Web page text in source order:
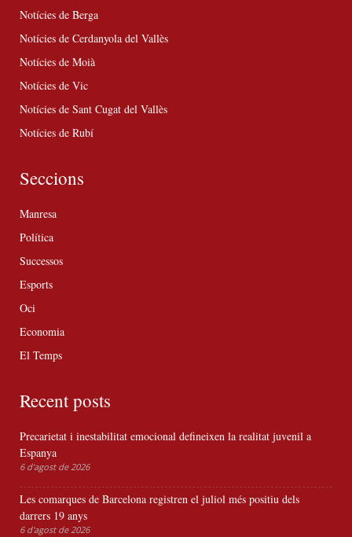
Notícies de Berga
Notícies de Cerdanyola del Vallès
Notícies de Moià
Notícies de Vic
Notícies de Sant Cugat del Vallès
Notícies de Rubí
Seccions
Manresa
Política
Successos
Esports
Oci
Economia
El Temps
Recent posts
Precarietat i inestabilitat emocional defineixen la realitat juvenil a
Espanya
6 d'agost de 2026
Les comarques de Barcelona registren el juliol més positiu dels
darrers 19 anys
6 d'agost de 2026